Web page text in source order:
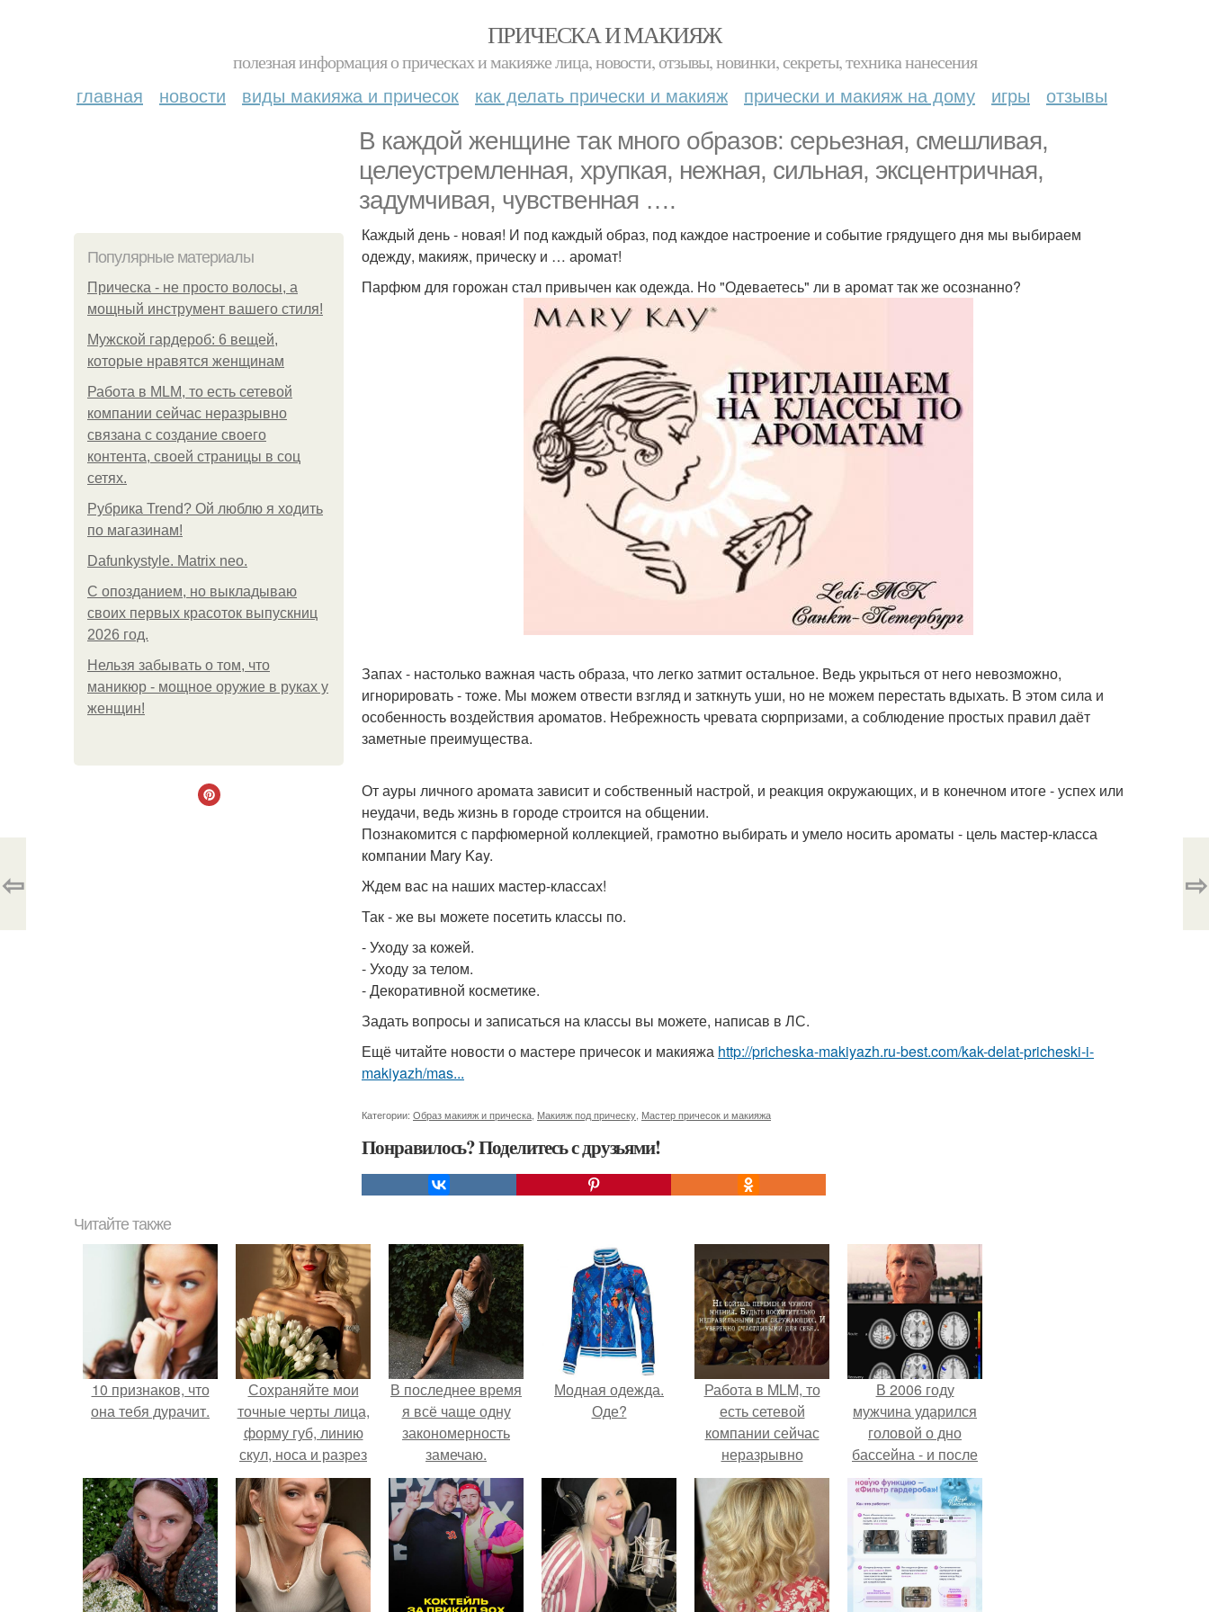
ПРИЧЕСКА И МАКИЯЖ
полезная информация о прическах и макияже лица, новости, отзывы, новинки, секреты, техника нанесения
главная новости виды макияжа и причесок как делать прически и макияж прически и макияж на дому игры отзывы
В каждой женщине так много образов: серьезная, смешливая,
целеустремленная, хрупкая, нежная, сильная, эксцентричная,
задумчивая, чувственная ….
Популярные материалы
Прическа - не просто волосы, а
мощный инструмент вашего стиля!
Мужской гардероб: 6 вещей,
которые нравятся женщинам
Работа в MLM, то есть сетевой
компании сейчас неразрывно
связана с создание своего
контента, своей страницы в соц
сетях.
Рубрика Trend? Ой люблю я ходить
по магазинам!
Dafunkystyle. Matrix neo.
С опозданием, но выкладываю
своих первых красоток выпускниц
2026 год.
Нельзя забывать о том, что
маникюр - мощное оружие в руках у
женщин!
Каждый день - новая! И под каждый образ, под каждое настроение и событие грядущего дня мы выбираем
одежду, макияж, прическу и … аромат!
Парфюм для горожан стал привычен как одежда. Но "Одеваетесь" ли в аромат так же осознанно?
Запах - настолько важная часть образа, что легко затмит остальное. Ведь укрыться от него невозможно,
игнорировать - тоже. Мы можем отвести взгляд и заткнуть уши, но не можем перестать вдыхать. В этом сила и
особенность воздействия ароматов. Небрежность чревата сюрпризами, а соблюдение простых правил даёт
заметные преимущества.
От ауры личного аромата зависит и собственный настрой, и реакция окружающих, и в конечном итоге - успех или
неудачи, ведь жизнь в городе строится на общении.
Познакомится с парфюмерной коллекцией, грамотно выбирать и умело носить ароматы - цель мастер-класса
компании Mary Kay.
Ждем вас на наших мастер-классах!
Так - же вы можете посетить классы по.
- Уходу за кожей.
- Уходу за телом.
- Декоративной косметике.
Задать вопросы и записаться на классы вы можете, написав в ЛС.
Ещё читайте новости о мастере причесок и макияжа http://pricheska-makiyazh.ru-best.com/kak-delat-pricheski-i-
makiyazh/mas...
Категории: Образ макияж и прическа Макияж под прическу Мастер причесок и макияжа
Понравилось? Поделитесь с друзьями!
⇦ ⇨
Читайте также
10 признаков, что
она тебя дурачит.
Сохраняйте мои
точные черты лица,
форму губ, линию
скул, носа и разрез
глаз.
В последнее время
я всё чаще одну
закономерность
замечаю.
Модная одежда.
Оде?
Работа в MLM, то
есть сетевой
компании сейчас
неразрывно
связана с создание
своего контента,
своей страницы в
соц сетях.
В 2006 году
мужчина ударился
головой о дно
бассейна - и после
этого его жизнь
изменилась самым
странным образом.